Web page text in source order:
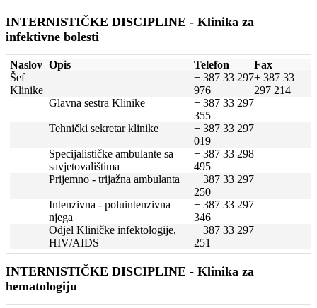
INTERNISTIČKE DISCIPLINE - Klinika za
infektivne bolesti
Naslov Opis Telefon Fax
Šef
Klinike
+ 387 33 297
976
+ 387 33
297 214
Glavna sestra Klinike
+ 387 33 297
355
Tehnički sekretar klinike
+ 387 33 297
019
Specijalističke ambulante sa
savjetovalištima
+ 387 33 298
495
Prijemno - trijažna ambulanta
+ 387 33 297
250
Intenzivna - poluintenzivna
njega
+ 387 33 297
346
Odjel Kliničke infektologije,
HIV/AIDS
+ 387 33 297
251
INTERNISTIČKE DISCIPLINE - Klinika za
hematologiju